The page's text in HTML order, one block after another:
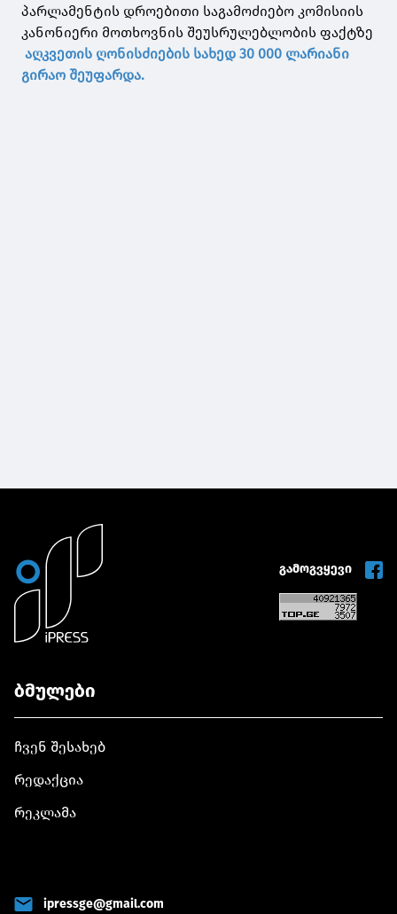
პარლამენტის დროებითი საგამოძიებო კომისიის
კანონიერი მოთხოვნის შეუსრულებლობის ფაქტზე
აღკვეთის ღონისძიების სახედ 30 000 ლარიანი
გირაო შეუფარდა.
გამოგვყევი
ბმულები
ჩვენ შესახებ
რედაქცია
რეკლამა
ipressge@gmail.com